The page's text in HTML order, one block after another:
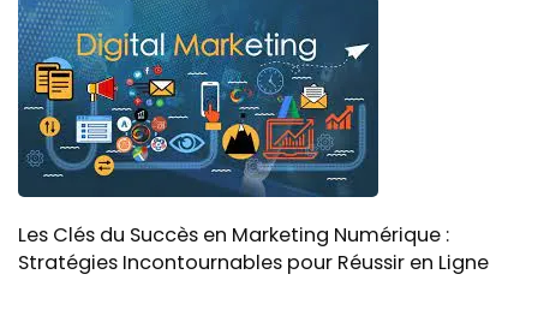
Les Clés du Succès en Marketing Numérique :
Stratégies Incontournables pour Réussir en Ligne